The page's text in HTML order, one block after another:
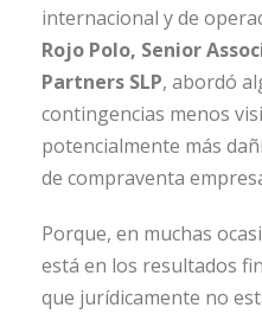
internacional y de
Rojo Polo, Senior
Partners SLP, abordó
contingencias menos
potencialmente más
de compraventa
Porque, en muchas
está en los resultados
que jurídicamente no